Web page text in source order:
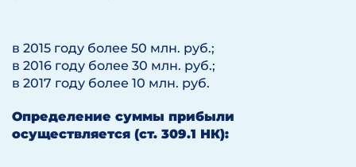
в 2015 году более 50 млн. руб.;
в 2016 году более 30 млн. руб.;
в 2017 году более 10 млн. руб.
Определение суммы прибыли
осуществляется (ст. 309.1 НК):